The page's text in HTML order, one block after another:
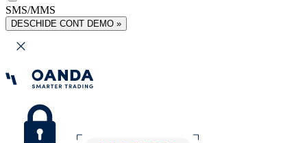
SMS/MMS
DESCHIDE CONT DEMO »